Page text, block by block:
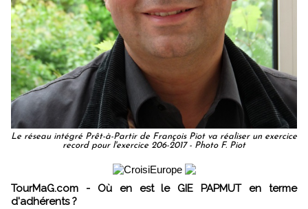
Le réseau intégré Prêt-à-Partir de François Piot va réaliser un exercice
record pour l'exercice 206-2017 - Photo F. Piot
TourMaG.com - Où en est le GIE PAPMUT en terme
d'adhérents ?